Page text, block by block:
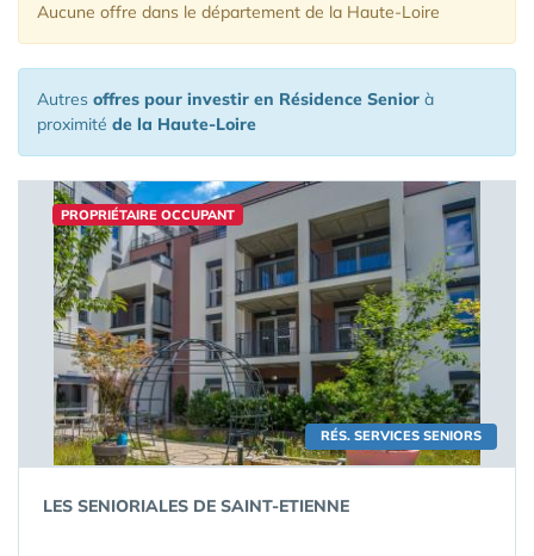
Aucune offre dans le département de la Haute-Loire
Autres offres pour investir en Résidence Senior à
proximité de la Haute-Loire
RÉS. SERVICES SENIORS
PROPRIÉTAIRE OCCUPANT
LES SENIORIALES DE SAINT-ETIENNE